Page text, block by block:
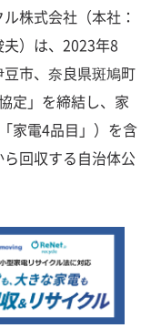
株式会社（本社：
）は、2023年8
市、奈良県斑鳩町
定」を締結し、家
家電4品目」）を含
回収する自治体公